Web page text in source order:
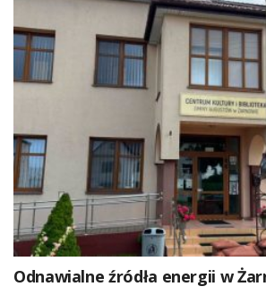
Odnawialne źródła energii w